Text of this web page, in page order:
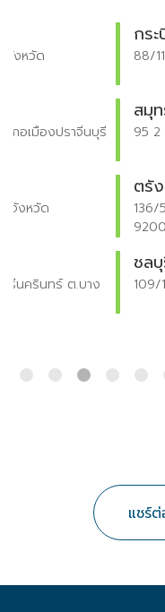
88/11 หมู่ 2 ต.ไสไทย อ.
95 2 ตำบล โคกขาม อ
136/57-58 ถนนพัทลุง
109/1 ม.3 ต.บ้านสวน
แชร์ต่